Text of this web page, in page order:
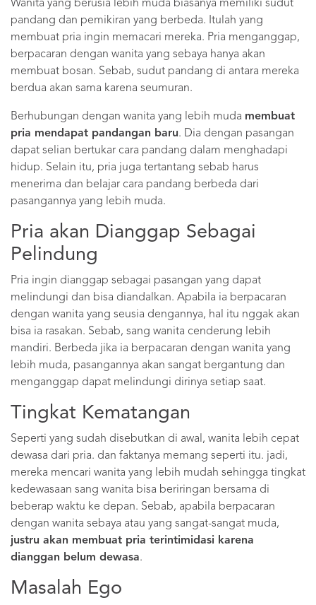
Wanita yang berusia lebih muda biasanya memiliki sudut
pandang dan pemikiran yang berbeda. Itulah yang
membuat pria ingin memacari mereka. Pria menganggap,
berpacaran dengan wanita yang sebaya hanya akan
membuat bosan. Sebab, sudut pandang di antara mereka
berdua akan sama karena seumuran.
Berhubungan dengan wanita yang lebih muda membuat
pria mendapat pandangan baru. Dia dengan pasangan
dapat selian bertukar cara pandang dalam menghadapi
hidup. Selain itu, pria juga tertantang sebab harus
menerima dan belajar cara pandang berbeda dari
pasangannya yang lebih muda.
Pria akan Dianggap Sebagai
Pelindung
Pria ingin dianggap sebagai pasangan yang dapat
melindungi dan bisa diandalkan. Apabila ia berpacaran
dengan wanita yang seusia dengannya, hal itu nggak akan
bisa ia rasakan. Sebab, sang wanita cenderung lebih
mandiri. Berbeda jika ia berpacaran dengan wanita yang
lebih muda, pasangannya akan sangat bergantung dan
menganggap dapat melindungi dirinya setiap saat.
Tingkat Kematangan
Seperti yang sudah disebutkan di awal, wanita lebih cepat
dewasa dari pria. dan faktanya memang seperti itu. jadi,
mereka mencari wanita yang lebih mudah sehingga tingkat
kedewasaan sang wanita bisa beriringan bersama di
beberap waktu ke depan. Sebab, apabila berpacaran
dengan wanita sebaya atau yang sangat-sangat muda,
justru akan membuat pria terintimidasi karena
dianggan belum dewasa.
Masalah Ego